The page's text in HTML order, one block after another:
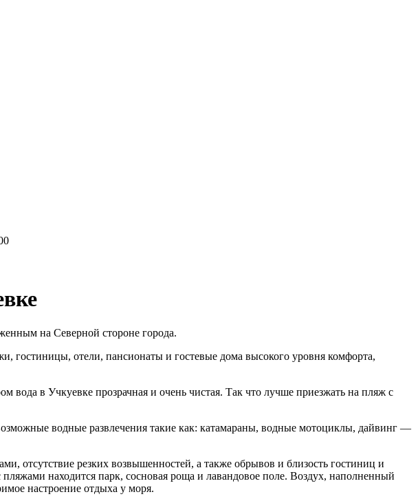
на Северной стороне города.
гостиницы, отели, пансионаты и гостевые дома высокого уровня комфорта,
в Учкуевке прозрачная и очень чистая. Так что лучше приезжать на пляж с
водные развлечения такие как: катамараны, водные мотоциклы, дайвинг —
отсутствие резких возвышенностей, а также обрывов и близость гостиниц и
находится парк, сосновая роща и лавандовое поле. Воздух, наполненный
настроение отдыха у моря.